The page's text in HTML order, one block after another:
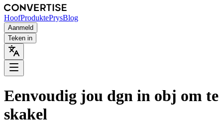
HoofProduktePrysBlog
Aanmeld
Teken in
Eenvoudig jou dgn in obj om te
skakel